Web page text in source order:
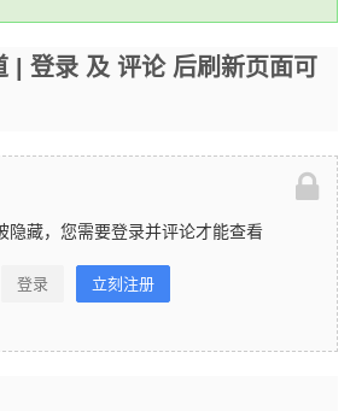
| 登录 及 评论 后刷新页面可
隐藏，您需要登录并评论才能查看
登录 立刻注册